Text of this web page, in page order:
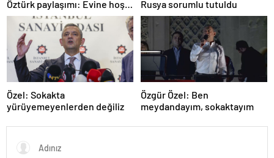
Öztürk paylaşımı: Evine hoş
geldin!
Rusya sorumlu tutuldu
Özel: Sokakta
yürüyemeyenlerden değiliz
Özgür Özel: Ben
meydandayım, sokaktayım